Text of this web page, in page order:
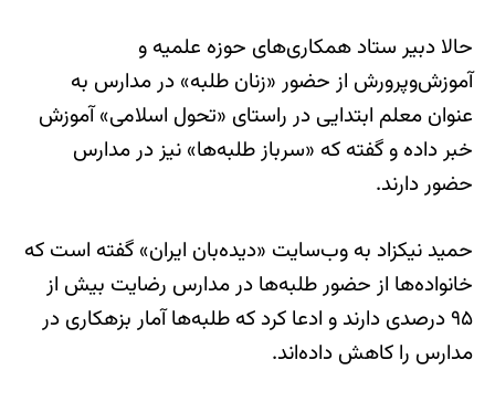
حالا دبیر ستاد همکاری‌های حوزه علمیه و
آموزش‌وپرورش از حضور «زنان طلبه» در مدارس به
عنوان معلم ابتدایی در راستای «تحول اسلامی» آموزش
خبر داده و گفته که «سرباز طلبه‌ها» نیز در مدارس
حضور دارند.
حمید نیکزاد به وب‌سایت «دیده‌بان ایران» گفته است که
خانواده‌ها از حضور طلبه‌ها در مدارس رضایت بیش از
۹۵ درصدی دارند و ادعا کرد که طلبه‌ها آمار بزهکاری در
مدارس را کاهش داده‌اند.